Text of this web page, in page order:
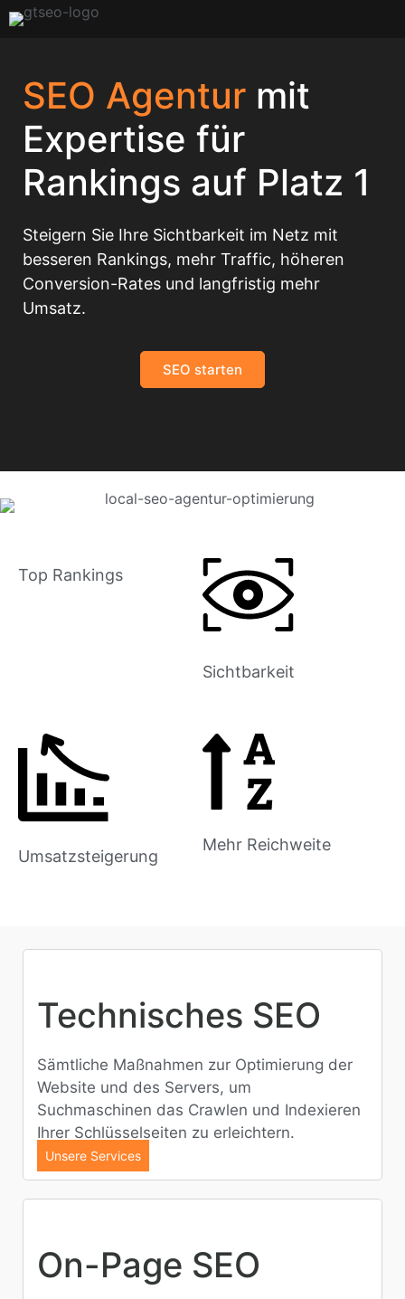
SEO Agentur mit
Expertise für
Rankings auf Platz 1
Steigern Sie Ihre Sichtbarkeit im Netz mit
besseren Rankings, mehr Traffic, höheren
Conversion-Rates und langfristig mehr
Umsatz.
SEO starten
Top Rankings
Sichtbarkeit
Umsatzsteigerung
Mehr Reichweite
Technisches SEO
Sämtliche Maßnahmen zur Optimierung der
Website und des Servers, um
Suchmaschinen das Crawlen und Indexieren
Ihrer Schlüsselseiten zu erleichtern.
Unsere Services
On-Page SEO